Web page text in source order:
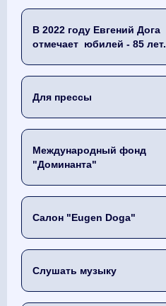
В 2022 году Евгений Дога
отмечает юбилей - 85 лет.
Для прессы
Международный фонд
"Доминанта"
Салон "Eugen Doga"
Слушать музыку